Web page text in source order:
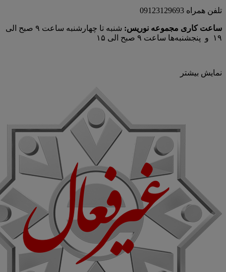
تلفن همراه 09123129693
ساعت کاری مجموعه نوریس:
شنبه تا چهارشنبه ساعت ۹ صبح الی
۱۹ و پنجشنبه‌ها ساعت ۹ صبح الی ۱۵
نمایش بیشتر